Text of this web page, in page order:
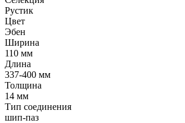
Рустик
Цвет
Эбен
Ширина
110 мм
Длина
337-400 мм
Толщина
14 мм
Тип соединения
шип-паз